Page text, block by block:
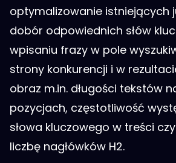
optymalizowanie istniejących
dobór odpowiednich słów
wpisaniu frazy w pole
strony konkurencji i w
obraz m.in. długości tekstów
pozycjach, częstotliwość
słowa kluczowego w treści
liczbę nagłówków H2.